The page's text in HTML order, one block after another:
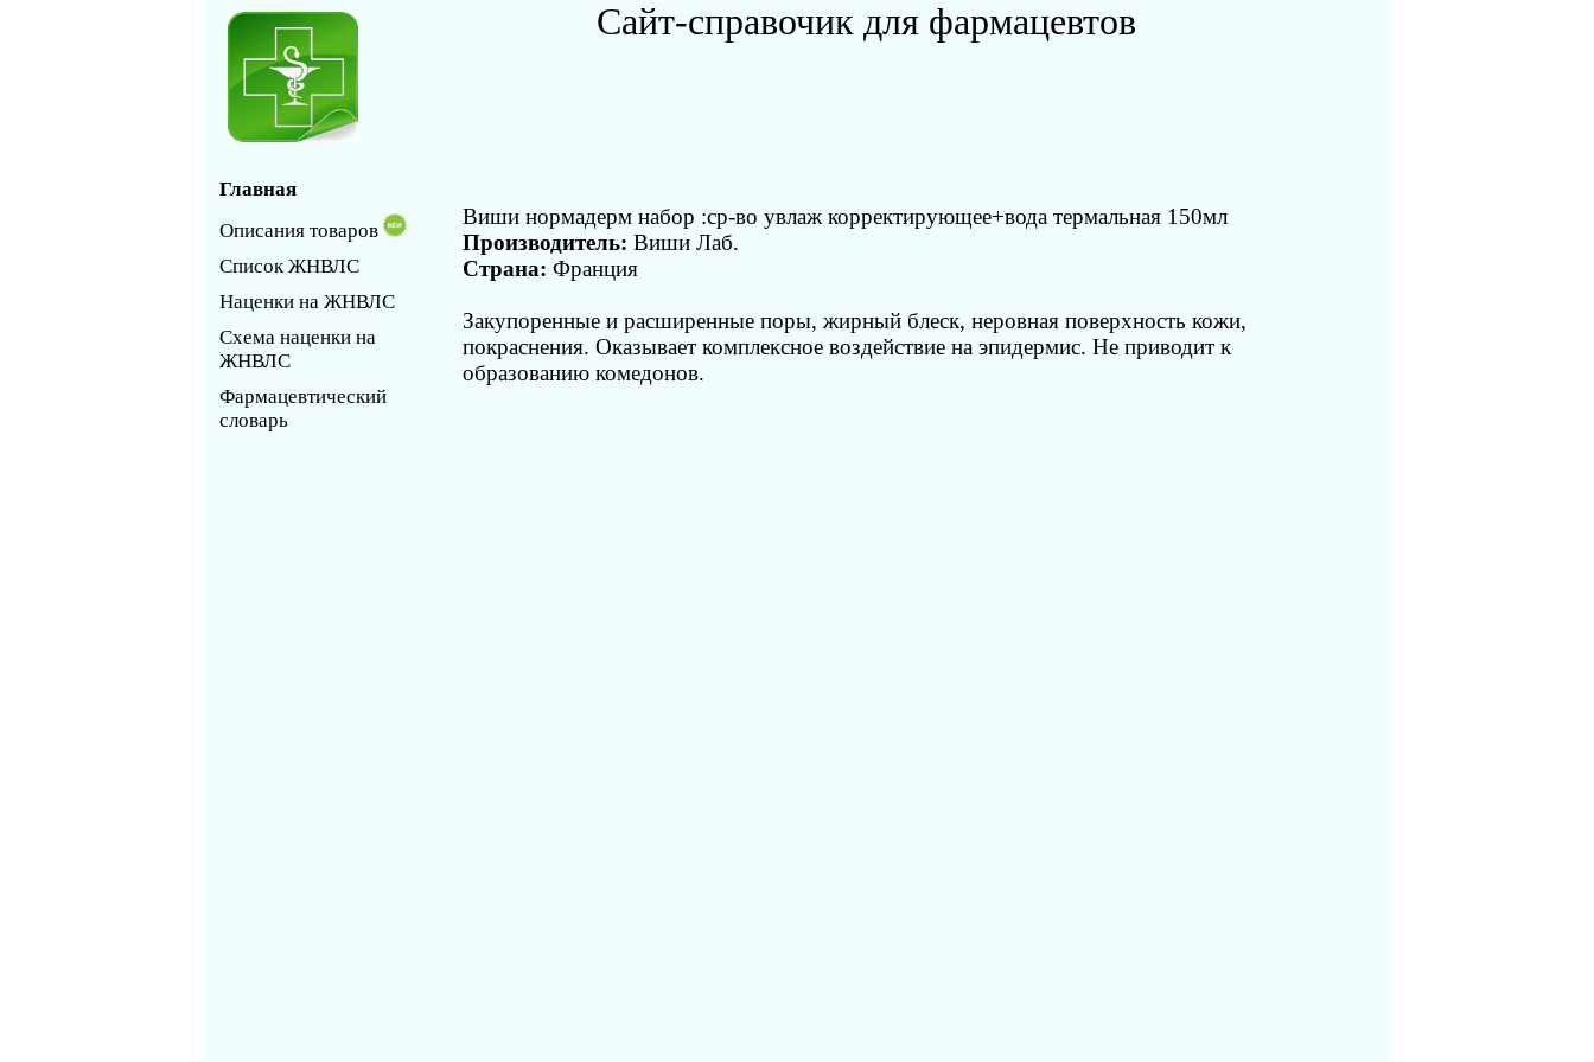
Сайт-справочик для фармацевтов
Главная
Описания товаров
Список ЖНВЛС
Наценки на ЖНВЛС
Схема наценки на
ЖНВЛС
Фармацевтический
словарь
Виши нормадерм набор :ср-во увлаж корректирующее+вода термальная 150мл
Производитель: Виши Лаб.
Страна: Франция
Закупоренные и расширенные поры, жирный блеск, неровная поверхность кожи,
покраснения. Оказывает комплексное воздействие на эпидермис. Не приводит к
образованию комедонов.